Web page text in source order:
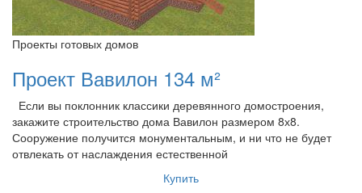
Проекты готовых домов
Проект Вавилон 134 м²
Если вы поклонник классики деревянного домостроения,
закажите строительство дома Вавилон размером 8х8.
Сооружение получится монументальным, и ни что не будет
отвлекать от наслаждения естественной
Купить